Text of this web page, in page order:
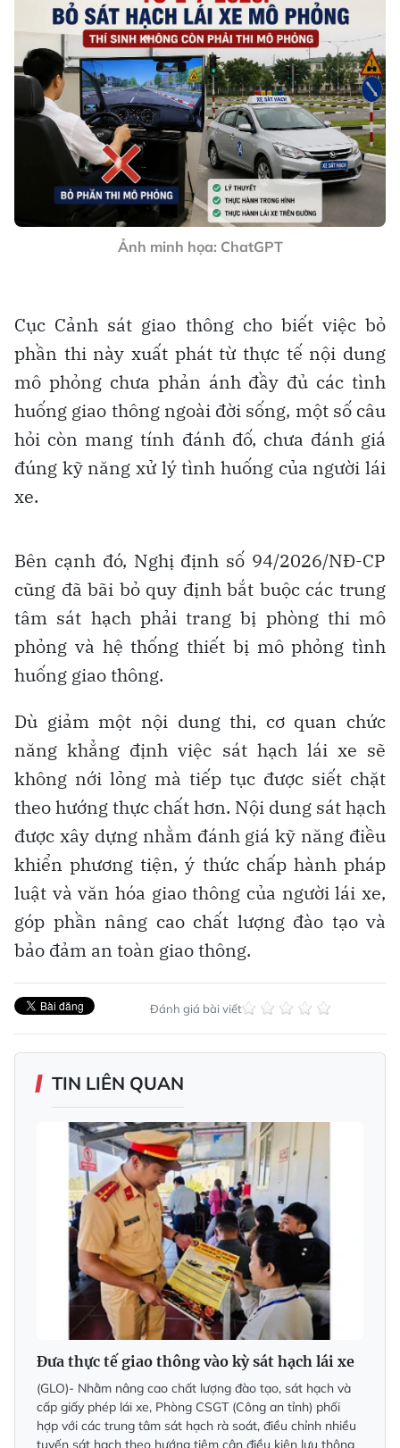
Ảnh minh họa: ChatGPT
Cục Cảnh sát giao thông cho biết việc bỏ
phần thi này xuất phát từ thực tế nội dung
mô phỏng chưa phản ánh đầy đủ các tình
huống giao thông ngoài đời sống, một số câu
hỏi còn mang tính đánh đố, chưa đánh giá
đúng kỹ năng xử lý tình huống của người lái
xe.
Bên cạnh đó, Nghị định số 94/2026/NĐ-CP
cũng đã bãi bỏ quy định bắt buộc các trung
tâm sát hạch phải trang bị phòng thi mô
phỏng và hệ thống thiết bị mô phỏng tình
huống giao thông.
Dù giảm một nội dung thi, cơ quan chức
năng khẳng định việc sát hạch lái xe sẽ
không nới lỏng mà tiếp tục được siết chặt
theo hướng thực chất hơn. Nội dung sát hạch
được xây dựng nhằm đánh giá kỹ năng điều
khiển phương tiện, ý thức chấp hành pháp
luật và văn hóa giao thông của người lái xe,
góp phần nâng cao chất lượng đào tạo và
bảo đảm an toàn giao thông.
Đánh giá bài viết
TIN LIÊN QUAN
Đưa thực tế giao thông vào kỳ sát hạch lái xe
(GLO)- Nhằm nâng cao chất lượng đào tạo, sát hạch và
cấp giấy phép lái xe, Phòng CSGT (Công an tỉnh) phối
hợp với các trung tâm sát hạch rà soát, điều chỉnh nhiều
tuyến sát hạch theo hướng tiệm cận điều kiện lưu thông